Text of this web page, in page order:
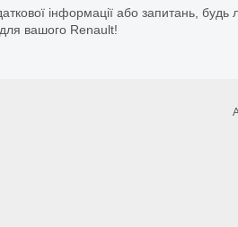
інформації або запитань, будь
вашого Renault!